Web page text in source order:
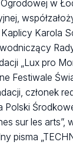
w
Karola
„Lux pro
Festiwale
członek
Polski
sur les arts”,
pisma